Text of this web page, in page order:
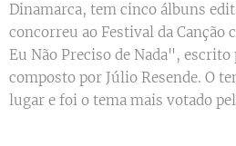
Dinamarca, tem cinco álbuns
concorreu ao Festival da Canção
Eu Não Preciso de Nada",
composto por Júlio Resende. O
lugar e foi o tema mais votado